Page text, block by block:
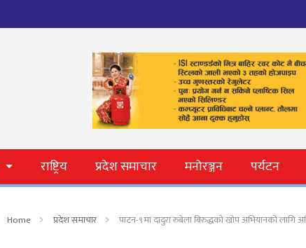
राष्ट्रिय प्रदेश समाचार मनोरञ्जन पर्यटन
Home प्रदेश समाचार पाटन-९मा दादुरा रुबेला बिरुद्धको खोप अभियानको